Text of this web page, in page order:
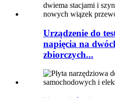
Urządzenie do
napięcia na
zbiorczych...